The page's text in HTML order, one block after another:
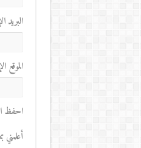
البريد
الموقع
احفظ
أعلمني